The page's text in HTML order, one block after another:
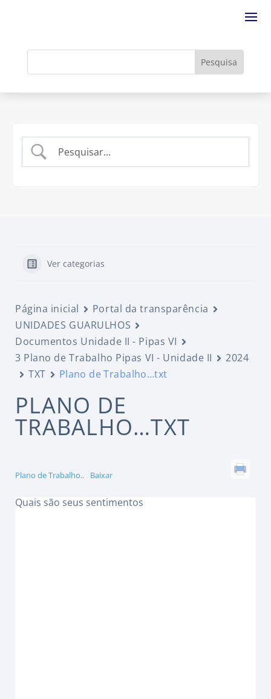
Ver categorias
Página inicial
Portal da transparência
UNIDADES GUARULHOS
Documentos Unidade II - Pipas VI
3 Plano de Trabalho Pipas VI - Unidade II
2024
TXT
Plano de Trabalho…txt
PLANO DE
TRABALHO…TXT
Plano de Trabalho.. Baixar
Quais são seus sentimentos